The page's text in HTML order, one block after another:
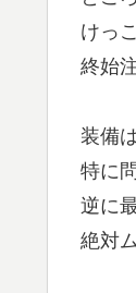
けっ
終始
装備
特に
逆に
絶対